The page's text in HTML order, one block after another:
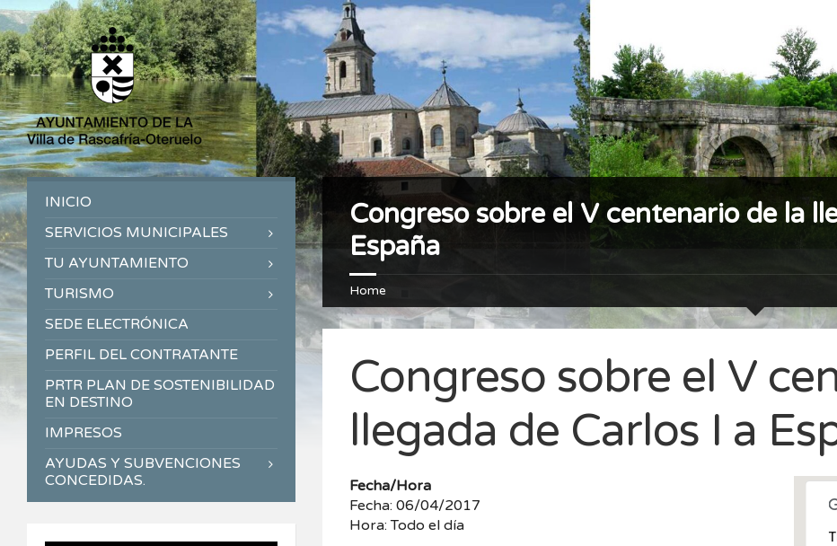
Congreso sobre el V centenario de la
España
Home
Congreso sobre el V
llegada de Carlos I a
Fecha/Hora
Fecha: 06/04/2017
Hora: Todo el día
INICIO
SERVICIOS MUNICIPALES
TU AYUNTAMIENTO
TURISMO
SEDE ELECTRÓNICA
PERFIL DEL CONTRATANTE
PRTR PLAN DE SOSTENIBILIDAD
EN DESTINO
IMPRESOS
AYUDAS Y SUBVENCIONES
CONCEDIDAS.